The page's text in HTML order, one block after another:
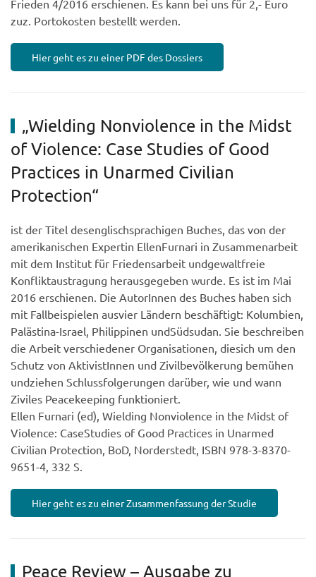
Frieden 4/2016 erschienen. Es kann bei uns für 2,- Euro
zuz. Portokosten bestellt werden.
Hier geht es zu einer PDF des Dossiers
„Wielding Nonviolence in the Midst
of Violence: Case Studies of Good
Practices in Unarmed Civilian
Protection“
ist der Titel desenglischsprachigen Buches, das von der
amerikanischen Expertin EllenFurnari in Zusammenarbeit
mit dem Institut für Friedensarbeit undgewaltfreie
Konfliktaustragung herausgegeben wurde. Es ist im Mai
2016 erschienen. Die AutorInnen des Buches haben sich
mit Fallbeispielen ausvier Ländern beschäftigt: Kolumbien,
Palästina-Israel, Philippinen undSüdsudan. Sie beschreiben
die Arbeit verschiedener Organisationen, diesich um den
Schutz von AktivistInnen und Zivilbevölkerung bemühen
undziehen Schlussfolgerungen darüber, wie und wann
Ziviles Peacekeeping funktioniert.
Ellen Furnari (ed), Wielding Nonviolence in the Midst of
Violence: CaseStudies of Good Practices in Unarmed
Civilian Protection, BoD, Norderstedt, ISBN 978-3-8370-
9651-4, 332 S.
Hier geht es zu einer Zusammenfassung der Studie
Peace Review – Ausgabe zu